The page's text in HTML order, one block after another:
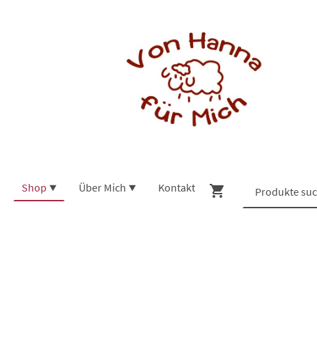
Shop Über Mich Kontakt